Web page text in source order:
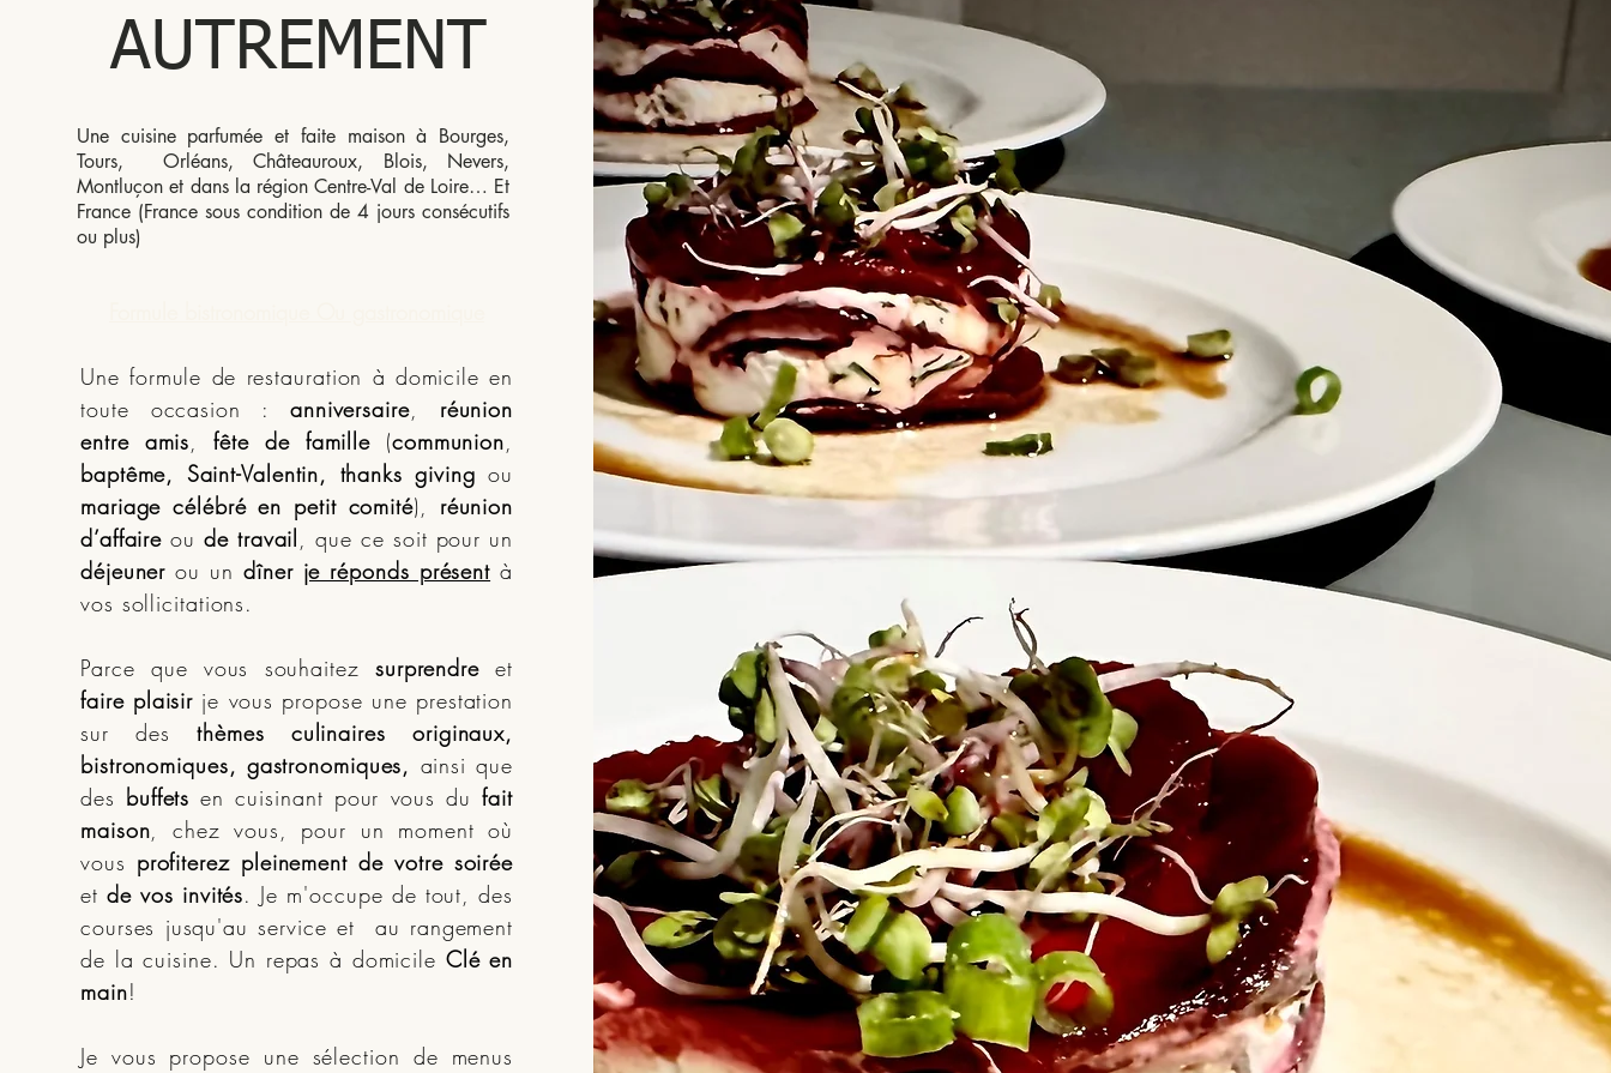
AUTREMENT
Une cuisine parfumée et faite maison à Bourges,
Tours, Orléans, Châteauroux, Blois, Nevers,
Montluçon et dans la région Centre-Val de Loire… Et
France (France sous condition de 4 jours consécutifs
ou plus)
Une formule de restauration à domicile en
toute occasion : anniversaire, réunion
entre amis,fête de famille (communion,
baptême, Saint-Valentin, thanks givingou
mariage célébré en petit comité), réunion
d’affaireou de travail, que ce soit pour un
déjeunerou undîner je réponds présent à
vos sollicitations.
Parce que vous souhaitez surprendreet
faire plaisir je vous propose une prestation
sur desthèmes culinaires originaux,
bistronomiques, gastronomiques, ainsi que
des buffetsen cuisinant pour vous dufait
maison, chez vous, pour un moment où
vous profiterez pleinement de votre soirée
etde vos invités. Je m'occupe de tout, des
courses jusqu'au service et au rangement
de la cuisine. Un repas à domicile Clé en
main!
Je vous propose une sélection de menus